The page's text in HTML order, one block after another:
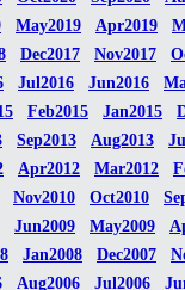
May2019 Apr2019
Dec2017 Nov2017
Jul2016 Jun2016
Feb2015 Jan2015
Sep2013 Aug2013
Apr2012 Mar2012
Nov2010 Oct2010
Jun2009 May2009
Jan2008 Dec2007
Aug2006 Jul2006